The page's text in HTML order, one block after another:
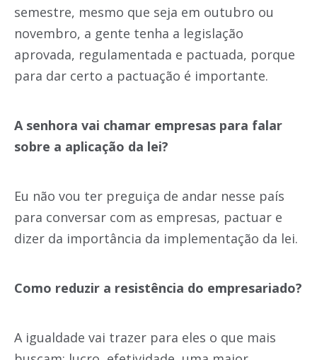
semestre, mesmo que seja em outubro ou
novembro, a gente tenha a legislação
aprovada, regulamentada e pactuada, porque
para dar certo a pactuação é importante.
A senhora vai chamar empresas para falar
sobre a aplicação da lei?
Eu não vou ter preguiça de andar nesse país
para conversar com as empresas, pactuar e
dizer da importância da implementação da lei.
Como reduzir a resistência do empresariado?
A igualdade vai trazer para eles o que mais